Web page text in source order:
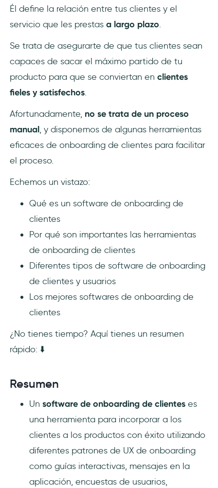
Los 10 mejores softwares de onboarding de
1- UserGuiding
2- Jotform
3- ClientSuccess
4- Inline Manual
5- ChurnZero
6- WalkMe
7- GuideCX
8- Userpilot
10- Nickelled
Preguntas Frecuentes
onboarding de nuevos clientes?
Él define la relación entre tus clientes y el
servicio que les prestas a largo plazo.
Se trata de asegurarte de que tus clientes sean
capaces de sacar el máximo partido de tu
producto para que se conviertan en clientes
fieles y satisfechos.
Afortunadamente, no se trata de un proceso
manual, y disponemos de algunas herramientas
eficaces de onboarding de clientes para facilitar
el proceso.
Echemos un vistazo:
Qué es un software de onboarding de
clientes
Por qué son importantes las herramientas
de onboarding de clientes
Diferentes tipos de software de onboarding
de clientes y usuarios
Los mejores softwares de onboarding de
clientes
¿No tienes tiempo? Aquí tienes un resumen
rápido: ⬇️
Resumen
Un software de onboarding de clientes es
una herramienta para incorporar a los
clientes a los productos con éxito utilizando
diferentes patrones de UX de onboarding
como guías interactivas, mensajes en la
aplicación, encuestas de usuarios,